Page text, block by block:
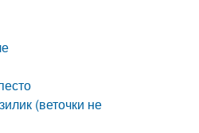
(веточки не